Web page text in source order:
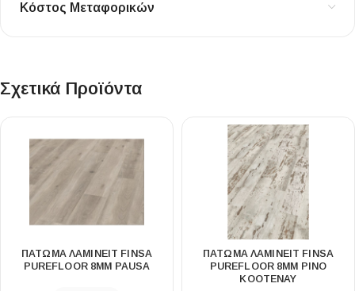
Κόστος Μεταφορικών
Σχετικά Προϊόντα
ΠΑΤΩΜΑ ΛΑΜΙΝΕΙΤ FINSA
PUREFLOOR 8MM PAUSA
ΠΑΤΩΜΑ ΛΑΜΙΝΕΙΤ FINSA
PUREFLOOR 8MM PINO
KOOTENAY